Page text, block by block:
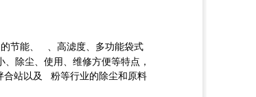
节能、 、高滤度、多功能袋式
除尘、使用、维修方便等特点，
合站以及 粉等行业的除尘和原料